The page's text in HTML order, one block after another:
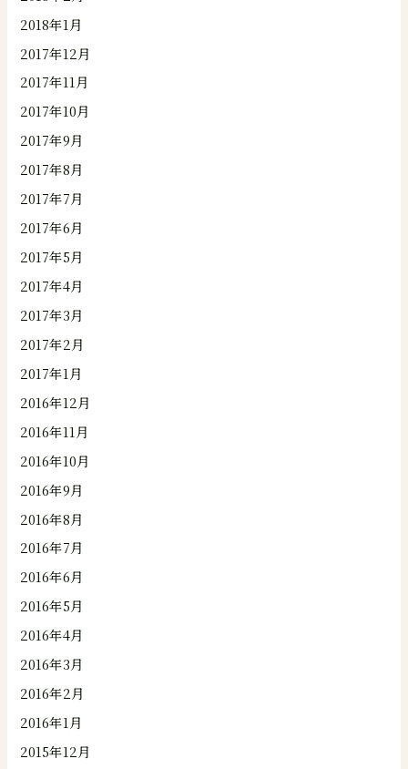
2018年1月
2017年12月
2017年11月
2017年10月
2017年9月
2017年8月
2017年7月
2017年6月
2017年5月
2017年4月
2017年3月
2017年2月
2017年1月
2016年12月
2016年11月
2016年10月
2016年9月
2016年8月
2016年7月
2016年6月
2016年5月
2016年4月
2016年3月
2016年2月
2016年1月
2015年12月